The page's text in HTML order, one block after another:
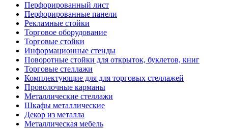
Перфорированный лист
Перфорированные панели
Рекламные стойки
Торговое оборудование
Торговые стойки
Информационные стенды
Поворотные стойки для открыток, буклетов, книг
Торговые стеллажи
Комплектующие для для торговых стеллажей
Проволочные карманы
Металлические стеллажи
Шкафы металлические
Декор из металла
Металлическая мебель